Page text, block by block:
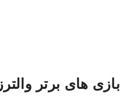
بازی های برتر والترز